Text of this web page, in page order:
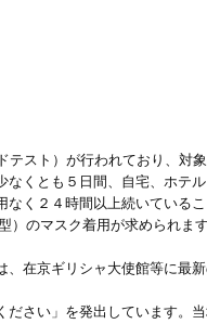
スト）が行われており、対
くとも５日間、自宅、ホテ
く２４時間以上続いている
のマスク着用が求められます
在京ギリシャ大使館等に最新
さい」を発出しています。